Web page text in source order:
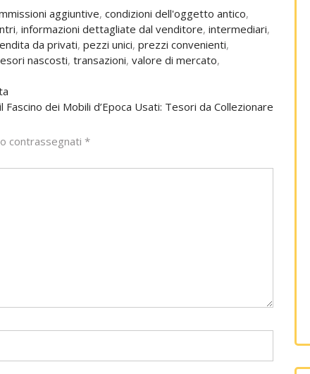
aggiuntive, condizioni dell'oggetto antico,
, informazioni dettagliate dal venditore, intermediari,
da privati, pezzi unici, prezzi convenienti,
nascosti, transazioni, valore di mercato,
Fascino dei Mobili d’Epoca Usati: Tesori da Collezionare
contrassegnati *